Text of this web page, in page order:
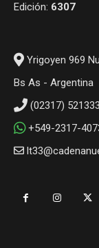
Edición: 6307
Yrigoyen 969
Bs As - Argentina
(02317) 521333
+549-2317-